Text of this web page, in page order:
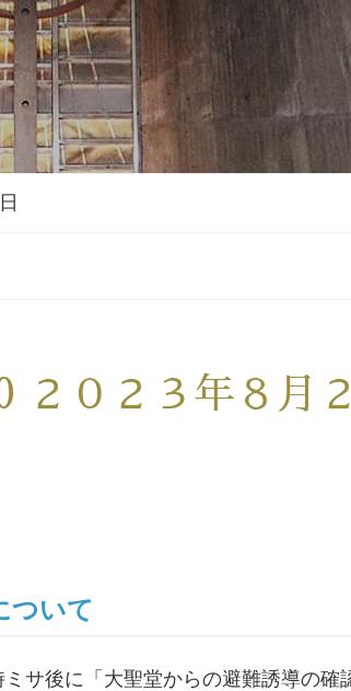
２０２３年８月
ついて
サ後に「大聖堂からの避難誘導の確